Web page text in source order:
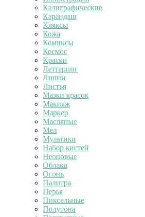
Калиграфические
Карандаш
Кляксы
Кожа
Комиксы
Космос
Краски
Леттеринг
Линии
Листья
Мазки красок
Макияж
Маркер
Масляные
Мел
Мультики
Набор кистей
Неоновые
Облака
Огонь
Палитра
Перья
Пиксельные
Полутона